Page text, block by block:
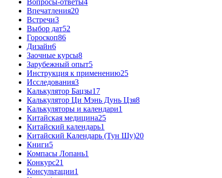
Впечатления20
Встречи3
Выбор дат52
Гороскоп86
Дизайн6
Заочные курсы8
Зарубежный опыт5
Инструкция к применению25
Исследования3
Калькулятор Бацзы17
Калькулятор Ци Мэнь Дунь Цзя8
Калькуляторы и календари1
Китайская медицина25
Китайский календарь1
Китайский Календарь (Тун Шу)20
Книги5
Компасы Лопань1
Конкурс21
Консультации1